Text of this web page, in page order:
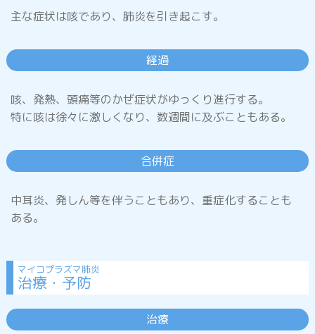
おう吐
主な症状は咳であり、肺炎を引き起こす。
経過
咳、発熱、頭痛等のかぜ症状がゆっくり進行する。
特に咳は徐々に激しくなり、数週間に及ぶこともある。
合併症
中耳炎、発しん等を伴うこともあり、重症化することも
ある。
マイコプラズマ肺炎
治療・予防
治療